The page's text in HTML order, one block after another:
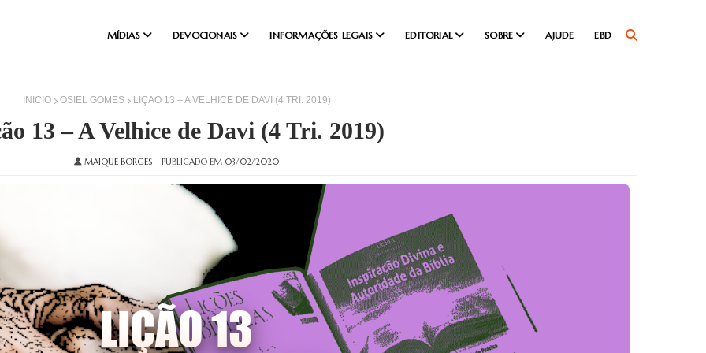
MÍDIAS DEVOCIONAIS INFORMAÇÕES LEGAIS EDITORIAL SOBRE AJUDE EBD
INÍCIO OSIEL GOMES LIÇÃO 13 – A VELHICE DE DAVI (4 TRI. 2019)
13 – A Velhice de Davi (4 Tri. 2019)
MAIQUE BORGES – PUBLICADO EM 03/02/2020